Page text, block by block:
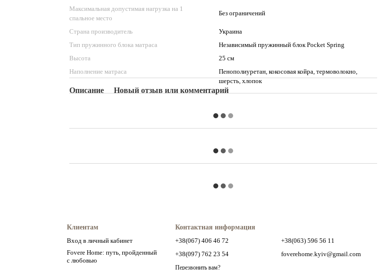
Максимальная допустимая нагрузка на 1
спальное место
Без ограничений
Страна производитель
Украина
Тип пружинного блока матраса
Независимый пружинный блок Pocket Spring
Высота
25 см
Наполнение матраса
Пенополиуретан, кокосовая койра, термоволокно,
шерсть, хлопок
Описание Новый отзыв или комментарий
Клиентам
Вход в личный кабинет
Fovere Home: путь, пройденный
с любовью
Контактная информация
+38(067) 406 46 72
+38(097) 762 23 54
Перезвонить вам?
+38(063) 596 56 11
foverehome.kyiv@gmail.com